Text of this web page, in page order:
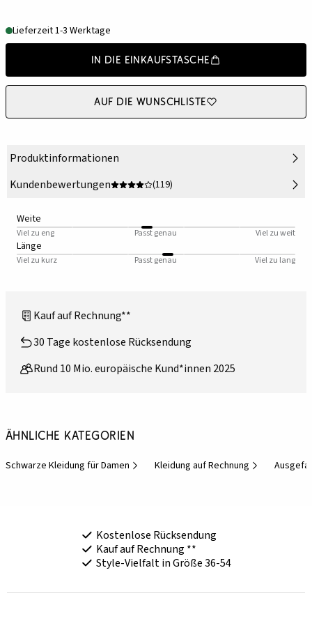
Lieferzeit 1-3 Werktage
In die Einkaufstasche
Auf die Wunschliste
Produktinformationen
Kundenbewertungen
(119)
Weite
Viel zu eng Passt genau Viel zu weit
Länge
Viel zu kurz Passt genau Viel zu lang
Kauf auf Rechnung**
30 Tage kostenlose Rücksendung
Rund 10 Mio. europäische Kund*innen 2025
Ähnliche Kategorien
Schwarze Kleidung für Damen Kleidung auf Rechnung
Kostenlose Rücksendung
Kauf auf Rechnung **
Style-Vielfalt in Größe 36-54